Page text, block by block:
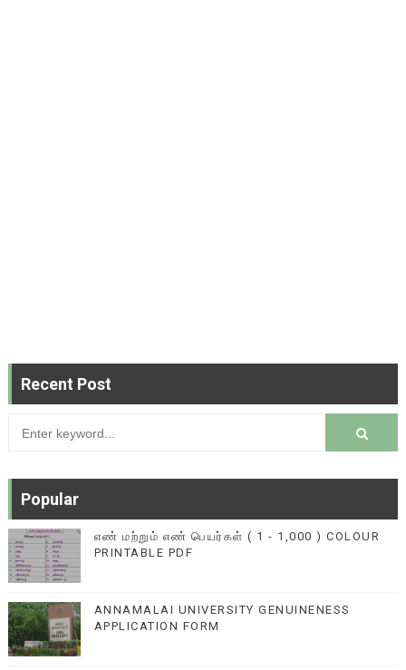
Recent Post
Popular
எண் மற்றும் எண் பெயர்கள் ( 1 - 1,000 ) COLOUR
PRINTABLE PDF
ANNAMALAI UNIVERSITY GENUINENESS
APPLICATION FORM